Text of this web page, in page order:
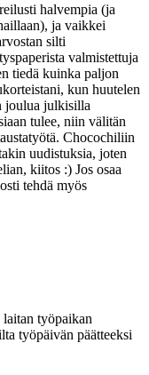
halvempia (ja
ja vaikkei
silti
valmistettuja
tiedä kuinka paljon
kun huutelen
joulua julkisilla
tulee, niin välitän
Chocochiliin
uudistuksia, joten
kiitos :) Jos osaa
tehdä myös
työpaikan
työpäivän päätteeksi